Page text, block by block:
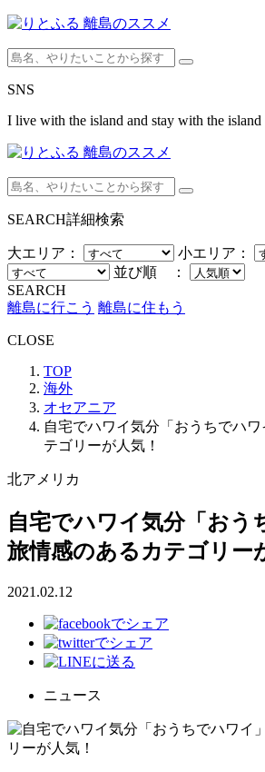
SNS
I live with the island and stay with the island
SEARCH詳細検索
大エリア： 小エリア：
並び順 ：
SEARCH
離島に行こう 離島に住もう
CLOSE
TOP
海外
オセアニア
自宅でハワイ気分「おうちでハ
テゴリーが人気！
北アメリカ
自宅でハワイ気分「おう
旅情感のあるカテゴリー
2021.02.12
ニュース